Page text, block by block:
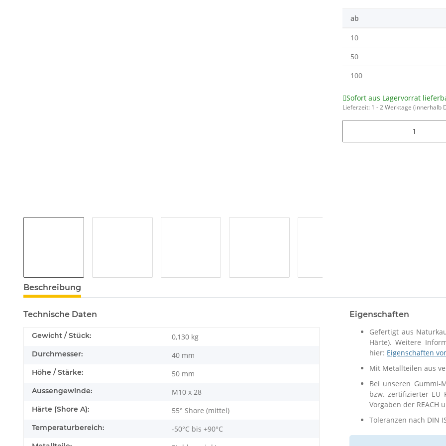
ab
10
50
100
Sofort aus Lagervorrat
Lieferzeit: 1 - 2 Werktage (innerhalb
Beschreibung
Technische Daten
Gewicht / Stück: 0,130 kg
Durchmesser: 40 mm
Höhe / Stärke: 50 mm
Aussengewinde: M10 x 28
Härte (Shore A): 55° Shore (mittel)
Temperaturbereich: -50°C bis +90°C
Eigenschaften
Gefertigt aus
Härte). Weitere
hier: Eigenschaften
Mit Metallteilen aus
Bei unseren Gummi-
bzw. zertifizierter EU
Vorgaben der REACH
Toleranzen nach DIN